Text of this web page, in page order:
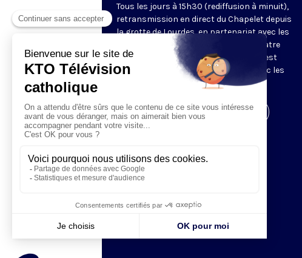
Tous les jours à 15h30 (rediffusion à minuit),
retransmission en direct du Chapelet depuis
la grotte de Lourdes, en partenariat avec les
Sanctuaires. Chaque jour, l'une des quatre
méditations des mystères du Rosaire est
proposée en communion de prière avec les
Visiter la page de l'émission